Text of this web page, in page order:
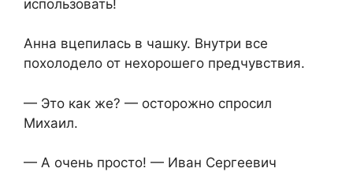
использовать!
Анна вцепилась в чашку. Внутри все
похолодело от нехорошего предчувствия.
— Это как же? — осторожно спросил
Михаил.
— А очень просто! — Иван Сергеевич